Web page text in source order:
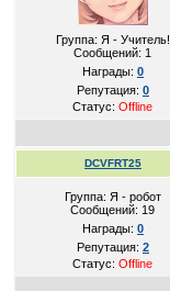
Группа: Я - Учитель!
Сообщений: 1
Награды: 0
Репутация: 0
Статус:Offline
DCVFRT25
Группа: Я - робот
Сообщений: 19
Награды: 0
Репутация: 2
Статус:Offline